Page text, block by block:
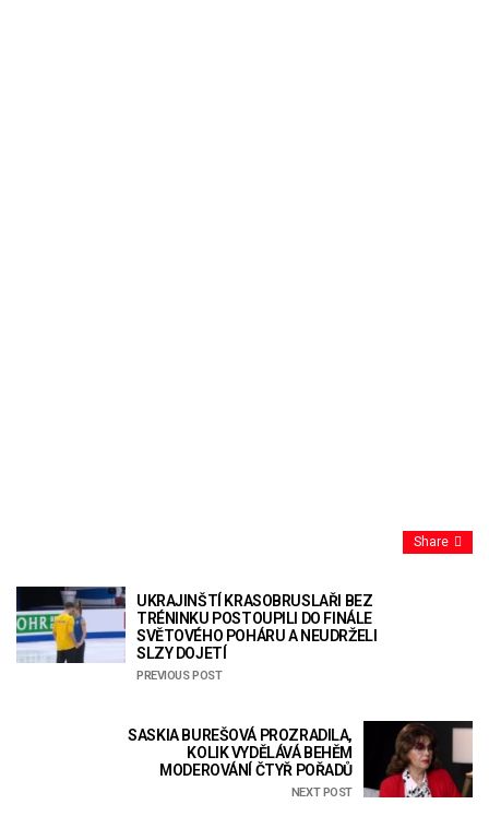
Share
UKRAJINŠTÍ KRASOBRUSLAŘI BEZ
TRÉNINKU POSTOUPILI DO FINÁLE
SVĚTOVÉHO POHÁRU A NEUDRŽELI
SLZY DOJETÍ
PREVIOUS POST
SASKIA BUREŠOVÁ PROZRADILA,
KOLIK VYDĚLÁVÁ BEHĚM
MODEROVÁNÍ ČTYŘ POŘADŮ
NEXT POST